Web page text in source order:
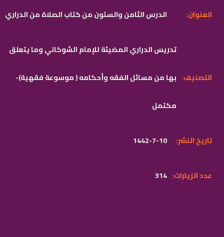
الدرس الثامن والستون من كتاب الصلاة من الدراري :العنوان
تدريس الدراري المضيئة للإمام الشوكاني وما يتعلق
بها من مسائل الفقه وأحكامه ( موسوعة فقهية)-
مكتمل
:التصنيف
1442-7-10 :تاريخ النشر
314 :عدد الزيارات